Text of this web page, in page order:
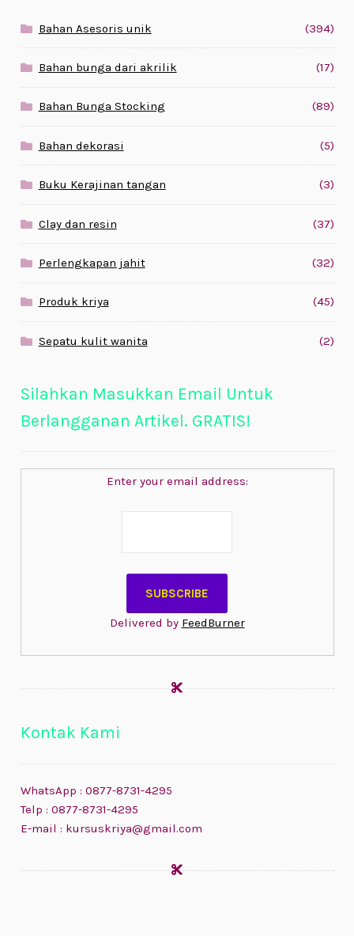
Bahan Asesoris unik (394)
Bahan bunga dari akrilik (17)
Bahan Bunga Stocking (89)
Bahan dekorasi (5)
Buku Kerajinan tangan (3)
Clay dan resin (37)
Perlengkapan jahit (32)
Produk kriya (45)
Sepatu kulit wanita (2)
Silahkan Masukkan Email Untuk
Berlangganan Artikel. GRATIS!
Enter your email address:
Delivered by FeedBurner
Kontak Kami
WhatsApp : 0877-8731-4295
Telp : 0877-8731-4295
E-mail : kursuskriya@gmail.com